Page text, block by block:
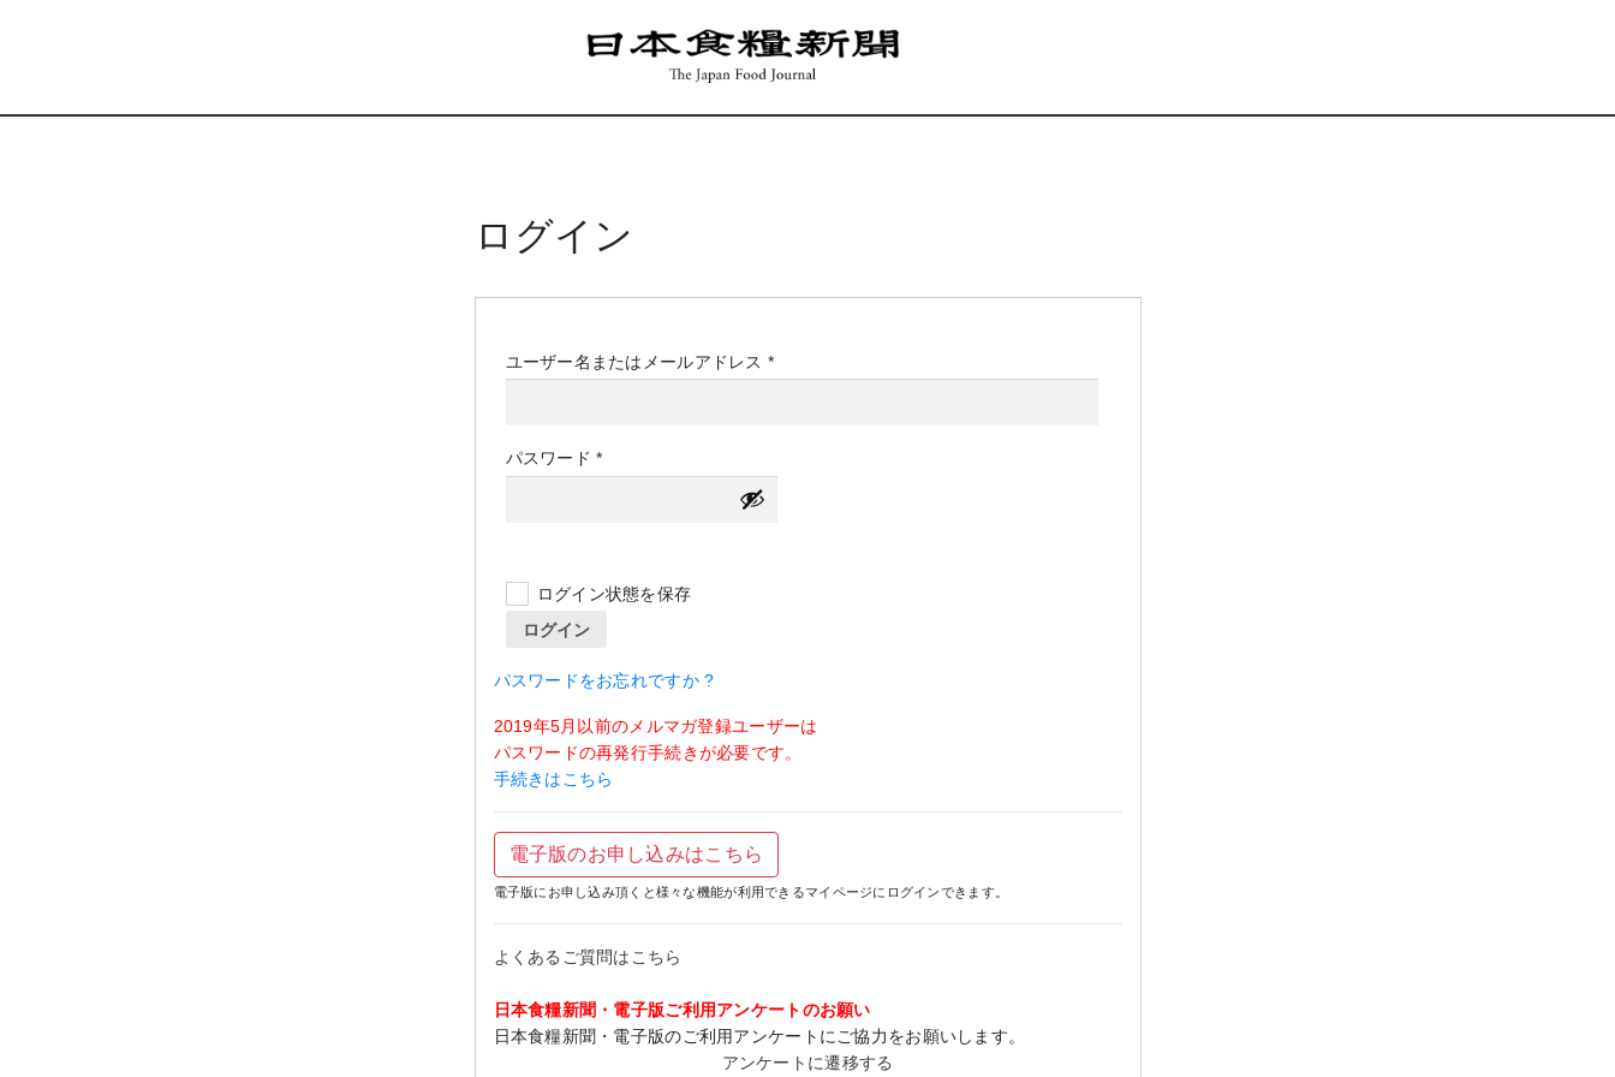
ログイン
ユーザー名またはメールアドレス *必
パスワード*必
須
ログイン状態を保存
ログイン
パスワードをお忘れですか ?
2019年5月以前のメルマガ登録ユーザーは
パスワードの再発行手続きが必要です。
手続きはこちら
電子版のお申し込みはこちら
電子版にお申し込み頂くと様々な機能が利用できるマイページにログインできます。
よくあるご質問はこちら
日本食糧新聞・電子版ご利用アンケートのお願い
日本食糧新聞・電子版のご利用アンケートにご協力をお願いします。
アンケートに遷移する